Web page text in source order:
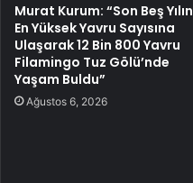
Murat Kurum: “Son Beş Yılın
En Yüksek Yavru Sayısına
Ulaşarak 12 Bin 800 Yavru
Filamingo Tuz Gölü’nde
Yaşam Buldu”
Ağustos 6, 2026